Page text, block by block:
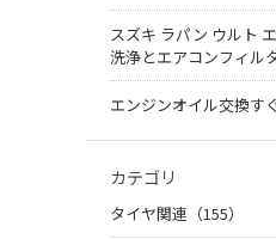
スズキ ラパン ウルト
洗浄とエアコンフィル
エンジンオイル交換す
カテゴリ
タイヤ関連（155）